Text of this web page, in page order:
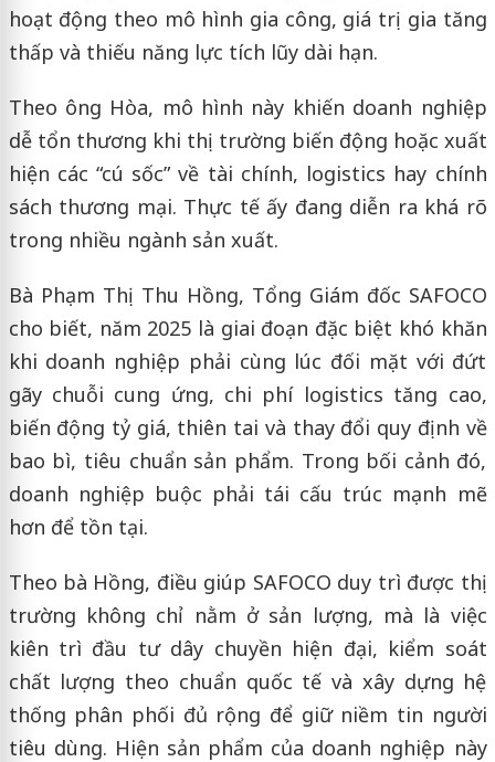
hoạt động theo mô hình gia công, giá trị gia tăng
thấp và thiếu năng lực tích lũy dài hạn.
Theo ông Hòa, mô hình này khiến doanh nghiệp
dễ tổn thương khi thị trường biến động hoặc xuất
hiện các “cú sốc” về tài chính, logistics hay chính
sách thương mại. Thực tế ấy đang diễn ra khá rõ
trong nhiều ngành sản xuất.
Bà Phạm Thị Thu Hồng, Tổng Giám đốc SAFOCO
cho biết, năm 2025 là giai đoạn đặc biệt khó khăn
khi doanh nghiệp phải cùng lúc đối mặt với đứt
gãy chuỗi cung ứng, chi phí logistics tăng cao,
biến động tỷ giá, thiên tai và thay đổi quy định về
bao bì, tiêu chuẩn sản phẩm. Trong bối cảnh đó,
doanh nghiệp buộc phải tái cấu trúc mạnh mẽ
hơn để tồn tại.
Theo bà Hồng, điều giúp SAFOCO duy trì được thị
trường không chỉ nằm ở sản lượng, mà là việc
kiên trì đầu tư dây chuyền hiện đại, kiểm soát
chất lượng theo chuẩn quốc tế và xây dựng hệ
thống phân phối đủ rộng để giữ niềm tin người
tiêu dùng. Hiện sản phẩm của doanh nghiệp này